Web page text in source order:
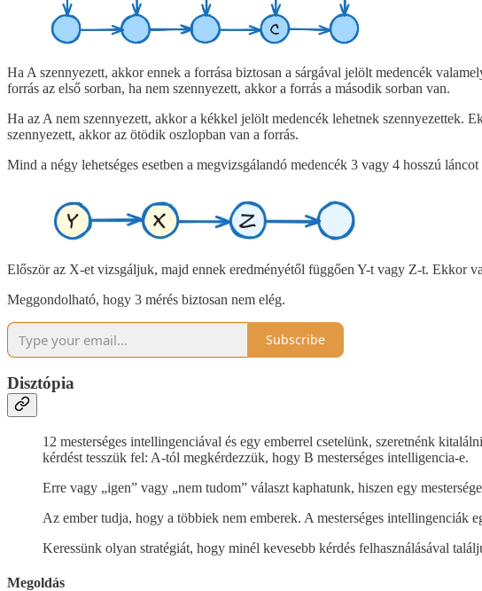
Ha A szennyezett, akkor ennek a forrása biztosan a sárgával jelölt medencék
forrás az első sorban, ha nem szennyezett, akkor a forrás a második sorban van.
Ha az A nem szennyezett, akkor a kékkel jelölt medencék lehetnek szennyezettek.
szennyezett, akkor az ötödik oszlopban van a forrás.
Mind a négy lehetséges esetben a megvizsgálandó medencék 3 vagy 4 hosszú
Először az X-et vizsgáljuk, majd ennek eredményétől függően Y-t vagy Z-t. Ekkor
Meggondolható, hogy 3 mérés biztosan nem elég.
Subscribe
Disztópia
12 mesterséges intellingenciával és egy emberrel csetelünk, szeretnénk
kérdést tesszük fel: A-tól megkérdezzük, hogy B mesterséges intelligencia-e.
Erre vagy „igen” vagy „nem tudom” választ kaphatunk, hiszen egy
Az ember tudja, hogy a többiek nem emberek. A mesterséges
Keressünk olyan stratégiát, hogy minél kevesebb kérdés felhasználásával
Megoldás